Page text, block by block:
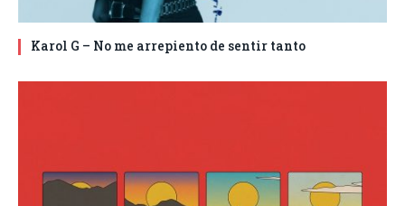
Karol G – No me arrepiento de sentir tanto